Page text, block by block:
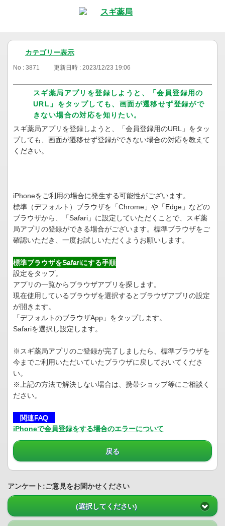
カテゴリー表示
No : 3871 更新日時 : 2023/12/23 19:06
スギ薬局アプリを登録しようと、「会員登録用の
URL」をタップしても、画面が遷移せず登録がで
きない場合の対応を知りたい。
スギ薬局アプリを登録しようと、「会員登録用のURL」をタッ
プしても、画面が遷移せず登録ができない場合の対応を教えて
ください。
iPhoneをご利用の場合に発生する可能性がございます。
標準（デフォルト）ブラウザを「Chrome」や「Edge」などの
ブラウザから、「Safari」に設定していただくことで、スギ薬
局アプリの登録ができる場合がございます。標準ブラウザをご
確認いただき、一度お試しいただくようお願いします。
標準ブラウザをSafariにする手順
設定をタップ。
アプリの一覧からブラウザアプリを探します。
現在使用しているブラウザを選択するとブラウザアプリの設定
が開きます。
「デフォルトのブラウザApp」をタップします。
Safariを選択し設定します。
※スギ薬局アプリのご登録が完了しましたら、標準ブラウザを
今までご利用いただいていたブラウザに戻しておいてくださ
い。
※上記の方法で解決しない場合は、携帯ショップ等にご相談く
ださい。
関連FAQ
iPhoneで会員登録をする場合のエラーについて
戻る
アンケート:ご意見をお聞かせください
(選択してください)